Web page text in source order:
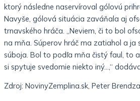
ktorý následne naservíroval gólovú
Navyše, gólová situácia zaváňala aj
trnavského hráča. „Neviem, či to bol
na mňa. Súperov hráč ma zatiahol a ja
súboja. Bol to podľa mňa čistý faul, to
si spytuje svedomie niekto iný…,“
Zdroj: NovinyZemplina.sk, Peter